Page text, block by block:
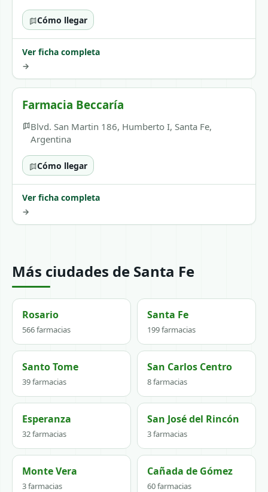
Cómo llegar
Ver ficha completa
→
Farmacia Beccaría
Blvd. San Martin 186, Humberto I, Santa Fe,
Argentina
Cómo llegar
Ver ficha completa
→
Más ciudades de Santa Fe
Rosario
566 farmacias
Santa Fe
199 farmacias
Santo Tome
39 farmacias
San Carlos Centro
8 farmacias
Esperanza
32 farmacias
San José del Rincón
3 farmacias
Monte Vera
3 farmacias
Cañada de Gómez
60 farmacias